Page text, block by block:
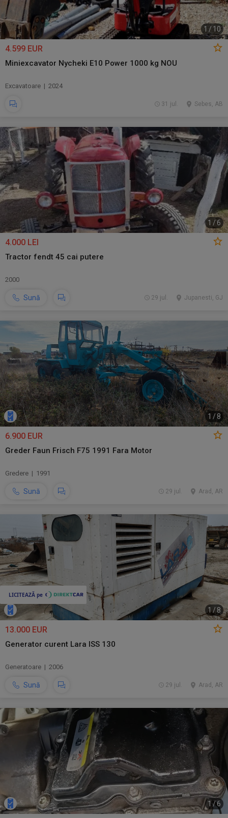
1 / 10
4.599 EUR
Miniexcavator Nycheki E10 Power 1000 kg NOU
Excavatoare | 2024
Sebes, AB
31 jul.
1 /6
4.000 LEI
Tractor fendt 45 cai putere
2000
Sună Jupanesti, GJ
29 jul.
1 /8
6.900 EUR
Greder Faun Frisch F75 1991 Fara Motor
Gredere | 1991
Sună Arad, AR
29 jul.
1 /8
13.000 EUR
Generator curent Lara ISS 130
Generatoare | 2006
Sună Arad, AR
29 jul.
1/6